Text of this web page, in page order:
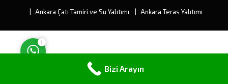
Ankara Çatı Tamiri ve Su Yalıtımı Ankara Teras Yalıtımı
Cevap Yaz
1
Bizi Arayın